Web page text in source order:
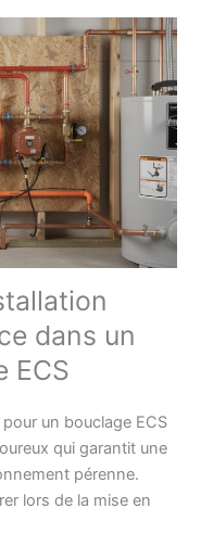
dans un
ECS
pour un bouclage ECS
qui garantit une
pérenne.
lors de la mise en